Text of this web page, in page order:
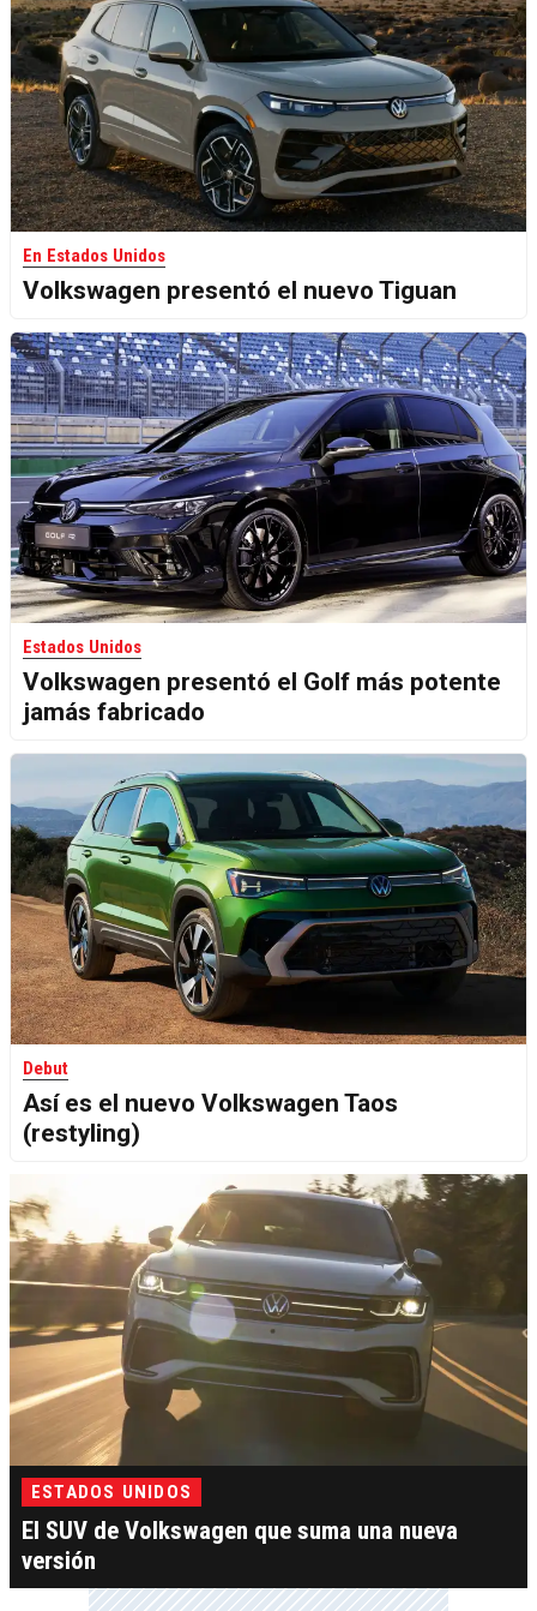
En Estados Unidos
Volkswagen presentó el nuevo Tiguan
Estados Unidos
Volkswagen presentó el Golf más potente
jamás fabricado
Debut
Así es el nuevo Volkswagen Taos
(restyling)
ESTADOS UNIDOS
El SUV de Volkswagen que suma una nueva
versión